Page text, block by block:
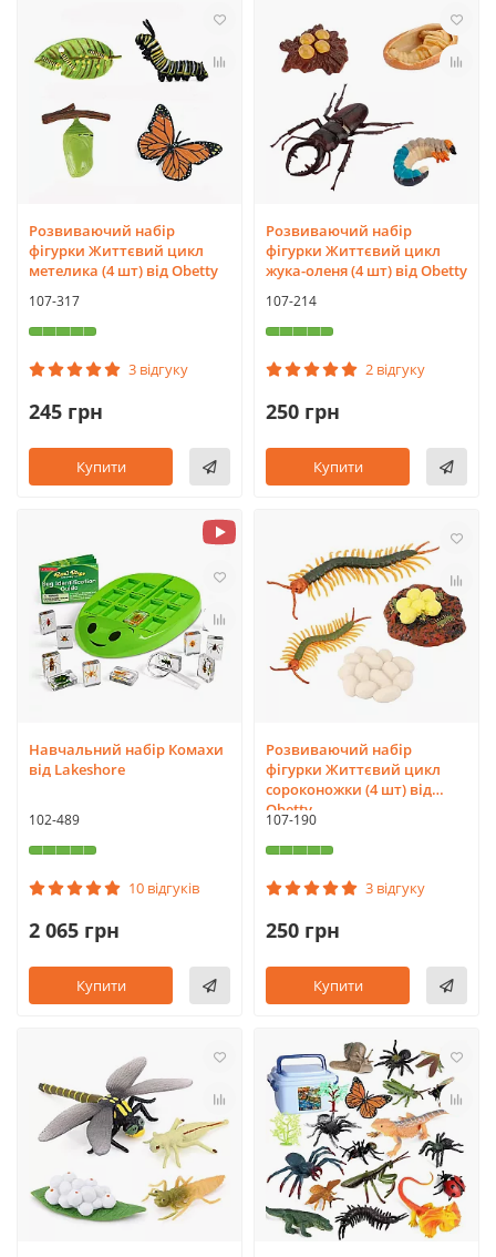
Розвиваючий набір
фігурки Життєвий цикл
метелика (4 шт) від Obetty
107-317
3 відгуку
245 грн
Купити
Розвиваючий набір
фігурки Життєвий цикл
жука-оленя (4 шт) від Obetty
107-214
2 відгуку
250 грн
Купити
Навчальний набір Комахи
від Lakeshore
102-489
10 відгуків
2 065 грн
Купити
Розвиваючий набір
фігурки Життєвий цикл
сороконожки (4 шт) від
Obetty
107-190
3 відгуку
250 грн
Купити